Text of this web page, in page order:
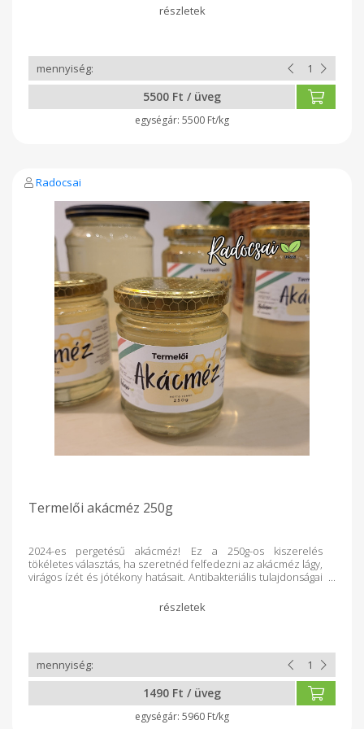
miközben nyugtató tulajdonságai hozzájárulhatnak a
pihentető alváshoz. Alacsony pollentartalma miatt az egyik
önmagában – válaszd az akácmézet, és töltsd meg a napod a
természet erejével!
5500 Ft / üveg
5500 Ft/kg
Radocsai
Termelői akácméz 250g
2024-es pergetésű akácméz! Ez a 250g-os kiszerelés
tökéletes választás, ha szeretnéd felfedezni az akácméz lágy,
virágos ízét és jótékony hatásait. Antibakteriális tulajdonságai
támogatja a pihentető alvást. Alacsony pollentartalma miatt az
érzékenyebbek is bátran fogyaszthatják. Legyen szó teáról,
Szerezd be a 250g-os akácmézet, és érezd a természet
erejét minden cseppben!
1490 Ft / üveg
5960 Ft/kg